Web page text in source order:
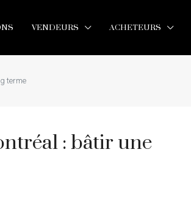
VENDEURS ACHETEURS
terme
: bâtir une